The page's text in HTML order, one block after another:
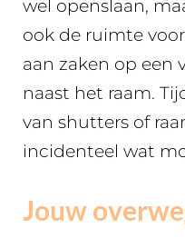
wel openslaan,
ook de ruimte
aan zaken op een
naast het raam.
van shutters of
incidenteel wat
Jouw